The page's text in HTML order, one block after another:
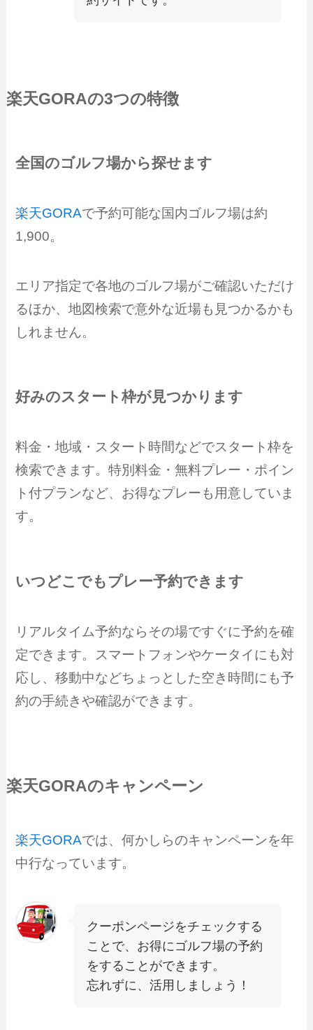
楽天GORAの3つの特徴
全国のゴルフ場から探せます
楽天GORAで予約可能な国内ゴルフ場は約
1,900。
エリア指定で各地のゴルフ場がご確認いただけ
るほか、地図検索で意外な近場も見つかるかも
しれません。
好みのスタート枠が見つかります
料金・地域・スタート時間などでスタート枠を
検索できます。特別料金・無料プレー・ポイン
ト付プランなど、お得なプレーも用意していま
す。
いつどこでもプレー予約できます
リアルタイム予約ならその場ですぐに予約を確
定できます。スマートフォンやケータイにも対
応し、移動中などちょっとした空き時間にも予
約の手続きや確認ができます。
楽天GORAのキャンペーン
楽天GORAでは、何かしらのキャンペーンを年
中行なっています。
クーポンページをチェックする
ことで、お得にゴルフ場の予約
をすることができます。
忘れずに、活用しましょう！